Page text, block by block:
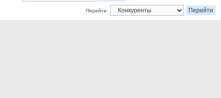
Перейти: